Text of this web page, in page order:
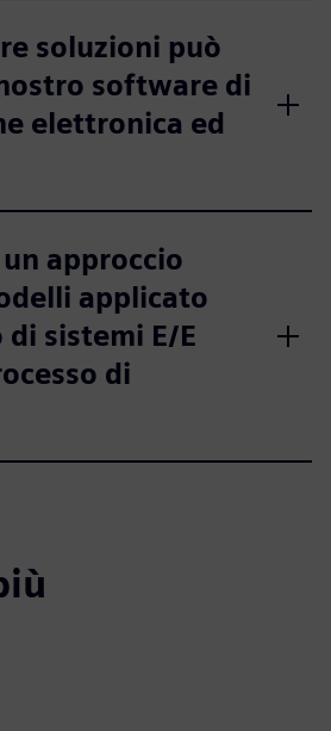
soluzioni può
software di
elettronica ed
approccio
applicato
sistemi E/E
di